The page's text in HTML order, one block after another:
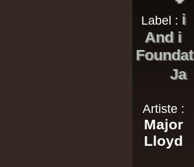
Label : i
And i
Ja
Artiste :
Major
Lloyd